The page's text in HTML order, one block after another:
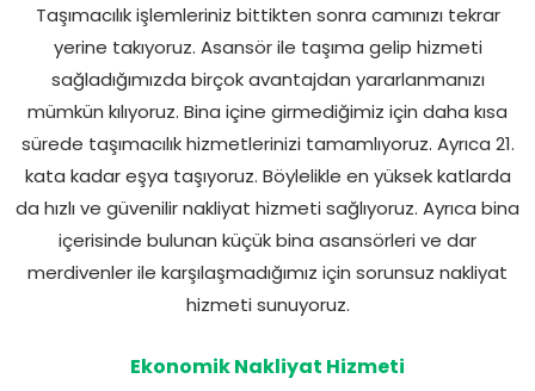
Taşımacılık işlemleriniz bittikten sonra camınızı tekrar
yerine takıyoruz. Asansör ile taşıma gelip hizmeti
sağladığımızda birçok avantajdan yararlanmanızı
mümkün kılıyoruz. Bina içine girmediğimiz için daha kısa
sürede taşımacılık hizmetlerinizi tamamlıyoruz. Ayrıca 21.
kata kadar eşya taşıyoruz. Böylelikle en yüksek katlarda
da hızlı ve güvenilir nakliyat hizmeti sağlıyoruz. Ayrıca bina
içerisinde bulunan küçük bina asansörleri ve dar
merdivenler ile karşılaşmadığımız için sorunsuz nakliyat
hizmeti sunuyoruz.
Ekonomik Nakliyat Hizmeti